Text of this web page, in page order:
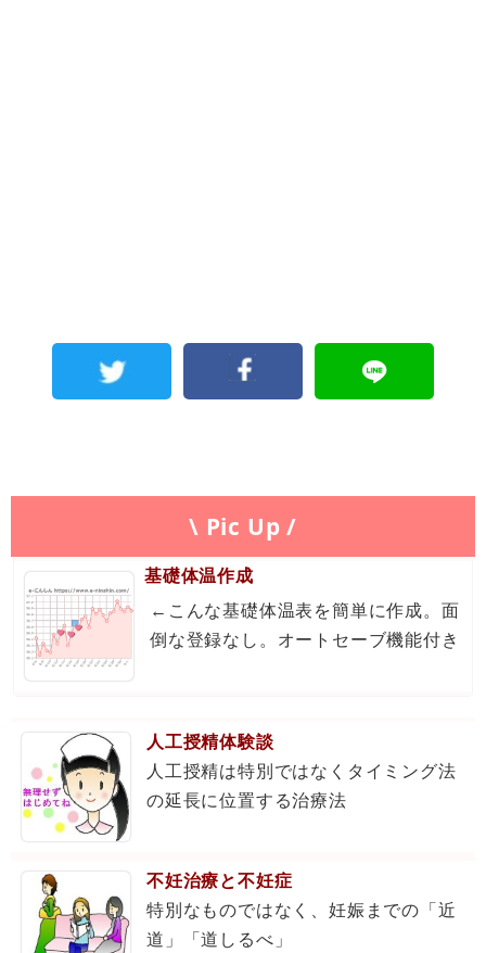
\ Pic Up /
基礎体温作成
←こんな基礎体温表を簡単に作成。面
倒な登録なし。オートセーブ機能付き
人工授精体験談
人工授精は特別ではなくタイミング法
の延長に位置する治療法
不妊治療と不妊症
特別なものではなく、妊娠までの「近
道」「道しるべ」